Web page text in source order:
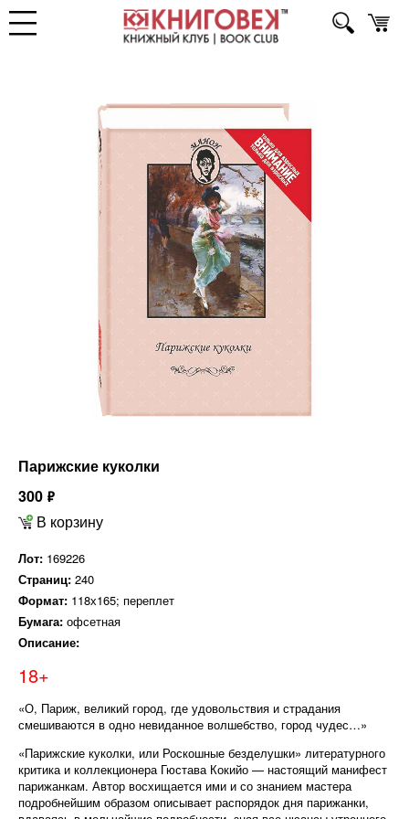
Парижские куколки
300 ф
В корзину
Лот: 169226
Страниц: 240
Формат: 118х165; переплет
Бумага: офсетная
Описание:
18+
«О, Париж, великий город, где удовольствия и страдания
смешиваются в одно невиданное волшебство, город чудес…»
«Парижские куколки, или Роскошные безделушки» литературного
критика и коллекционера Гюстава Кокийо — настоящий манифест
парижанкам. Автор восхищается ими и со знанием мастера
подробнейшим образом описывает распорядок дня парижанки,